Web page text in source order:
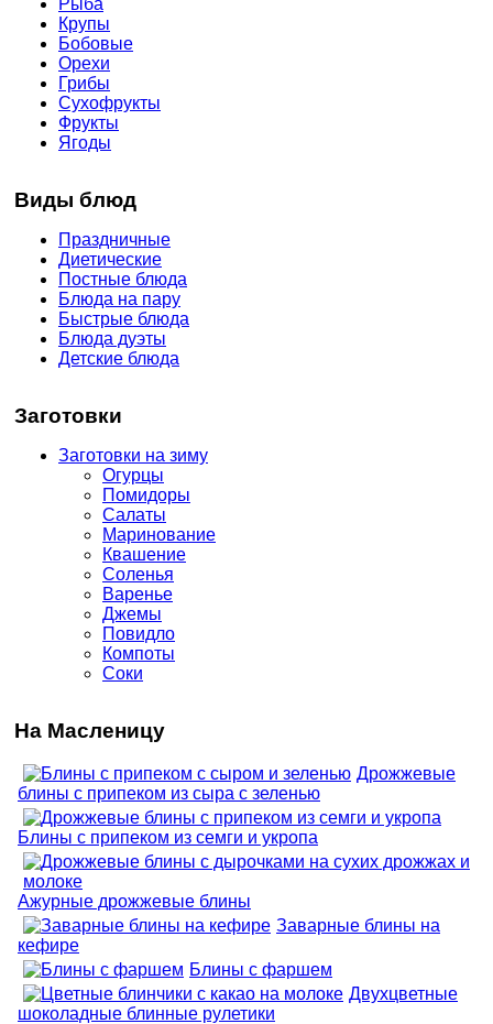
Рыба
Крупы
Бобовые
Орехи
Грибы
Сухофрукты
Фрукты
Ягоды
Виды блюд
Праздничные
Диетические
Постные блюда
Блюда на пару
Быстрые блюда
Блюда дуэты
Детские блюда
Заготовки
Заготовки на зиму
Огурцы
Помидоры
Салаты
Маринование
Квашение
Соленья
Варенье
Джемы
Повидло
Компоты
Соки
На Масленицу
Дрожжевые
блины с припеком из сыра с зеленью
Блины с припеком из семги и укропа
Ажурные дрожжевые блины
Заварные блины на
кефире
Блины с фаршем
Двухцветные
шоколадные блинные рулетики